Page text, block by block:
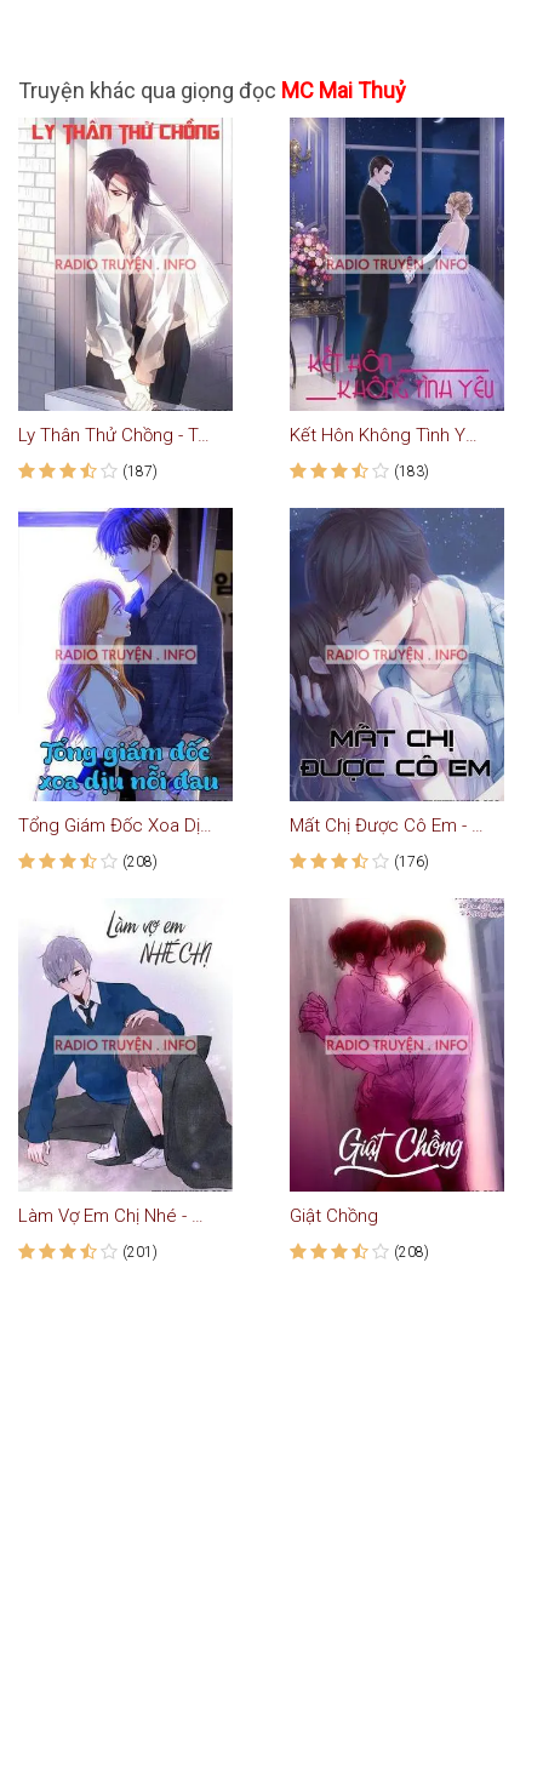
Truyện khác qua giọng đọc MC Mai Thuỷ
Ly Thân Thử Chồng - Truyện Ngôn Tình
(187)
Kết Hôn Không Tình Yêu - Truyện Ngôn Tình
(183)
Tổng Giám Đốc Xoa Dịu Nỗi Đau - Truyện Ngôn Tình
(208)
Mất Chị Được Cô Em - Truyện Ngôn Tình
(176)
Làm Vợ Em Chị Nhé - Truyện Ngôn Tình
(201)
Giật Chồng
(208)